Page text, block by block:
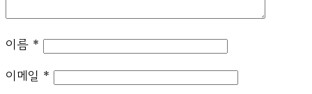
이름 *
이메일 *